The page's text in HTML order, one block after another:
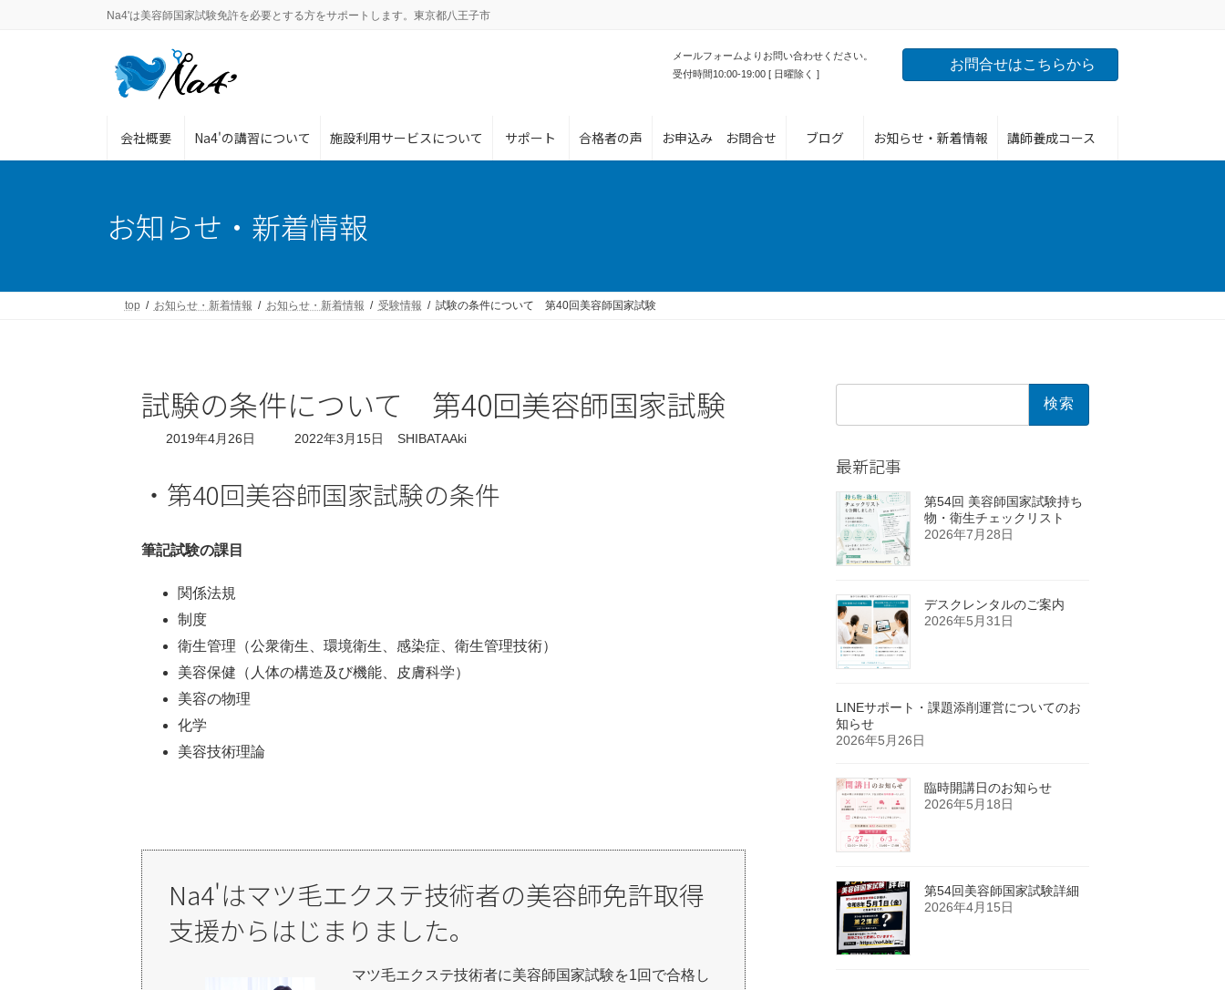
ッ
移
Na4'は美容師国家試験免許を必要とする方をサポートします。東京都八王子市
メールフォームよりお問い合わせください。
受付時間10:00-19:00 [ 日曜除く ]
お問合せはこちらから
会社概要 Na4'の講習について 施設利用サービスについて サポート 合格者の声 お申込み お問合せ ブログ お知らせ・新着情報 講師養成コース
お知らせ・新着情報
top お知らせ・新着情報 お知らせ・新着情報 受験情報 試験の条件について 第40回美容師国家試験
試験の条件について 第40回美容師国家試験
2019年4月26日
最
新
日
2022年3月15日 SHIBATAAki
・第40回美容師国家試験の条件
筆記試験の課目
関係法規
制度
衛生管理（公衆衛生、環境衛生、感染症、衛生管理技術）
美容保健（人体の構造及び機能、皮膚科学）
美容の物理
化学
美容技術理論
Na4'はマツ毛エクステ技術者の美容師免許取得
支援からはじまりました。
マツ毛エクステ技術者に美容師国家試験を1回で合格し
最新記事
第54回 美容師国家試験持ち
物・衛生チェックリスト
2026年7月28日
デスクレンタルのご案内
2026年5月31日
LINEサポート・課題添削運営についてのお
知らせ
2026年5月26日
臨時開講日のお知らせ
2026年5月18日
第54回美容師国家試験詳細
2026年4月15日